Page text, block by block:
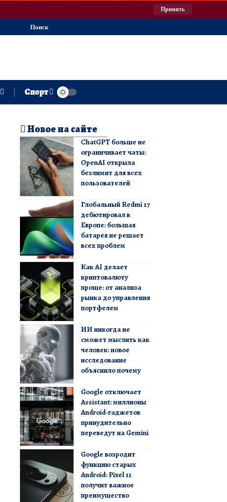
Принять
Поиск
Спорт
Новое на сайте
ChatGPT больше не
ограничивает чаты:
OpenAI открыла
безлимит для всех
пользователей
Глобальный Redmi 17
дебютировал в
Европе: большая
батарея не решает
всех проблем
Как AI делает
криптовалюту
проще: от анализа
рынка до управления
портфелем
ИИ никогда не
сможет мыслить как
человек: новое
исследование
объяснило почему
Google отключает
Assistant: миллионы
Android-гаджетов
принудительно
переведут на Gemini
Google возродит
функцию старых
Android: Pixel 11
получит важное
преимущество